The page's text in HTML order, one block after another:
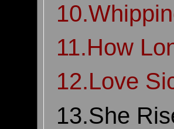
11.How
12.Love
13.She